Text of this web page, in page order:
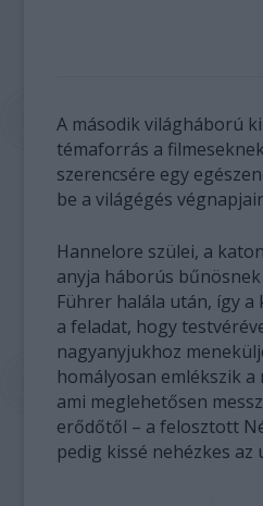
A második világháború
témaforrás a
szerencsére egy
be a világégés
Hannelore szülei, a
anyja háborús
Führer halála után, így a
a feladat, hogy
nagyanyjukhoz
homályosan emlékszik a
ami meglehetősen
erődőtől – a felosztott
pedig kissé nehézkes az